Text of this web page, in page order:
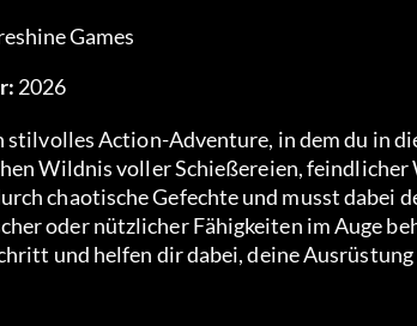
Games
2026
stilvolles Action-Adventure, in dem du in
Wildnis voller Schießereien,
chaotische Gefechte und musst dabei
oder nützlicher Fähigkeiten im Auge
und helfen dir dabei, deine